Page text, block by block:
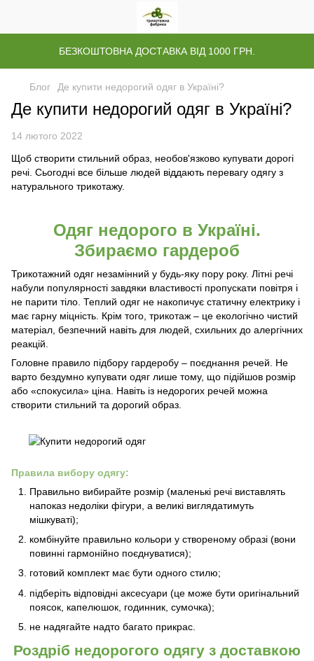
БЕЗКОШТОВНА ДОСТАВКА ВІД 1000 ГРН.
Блог Де купити недорогий одяг в Україні?
Де купити недорогий одяг в Україні?
14 лютого 2022
Щоб створити стильний образ, необов'язково купувати дорогі
речі. Сьогодні все більше людей віддають перевагу одягу з
натурального трикотажу.
Одяг недорого в Україні.
Збираємо гардероб
Трикотажний одяг незамінний у будь-яку пору року. Літні речі
набули популярності завдяки властивості пропускати повітря і
не парити тіло. Теплий одяг не накопичує статичну електрику і
має гарну міцність. Крім того, трикотаж – це екологічно чистий
матеріал, безпечний навіть для людей, схильних до алергічних
реакцій.
Головне правило підбору гардеробу – поєднання речей. Не
варто бездумно купувати одяг лише тому, що підійшов розмір
або «спокусила» ціна. Навіть із недорогих речей можна
створити стильний та дорогий образ.
Правила вибору одягу:
Правильно вибирайте розмір (маленькі речі виставлять
напоказ недоліки фігури, а великі виглядатимуть
мішкуваті);
комбінуйте правильно кольори у створеному образі (вони
повинні гармонійно поєднуватися);
готовий комплект має бути одного стилю;
підберіть відповідні аксесуари (це може бути оригінальний
поясок, капелюшок, годинник, сумочка);
не надягайте надто багато прикрас.
Роздріб недорогого одягу з доставкою